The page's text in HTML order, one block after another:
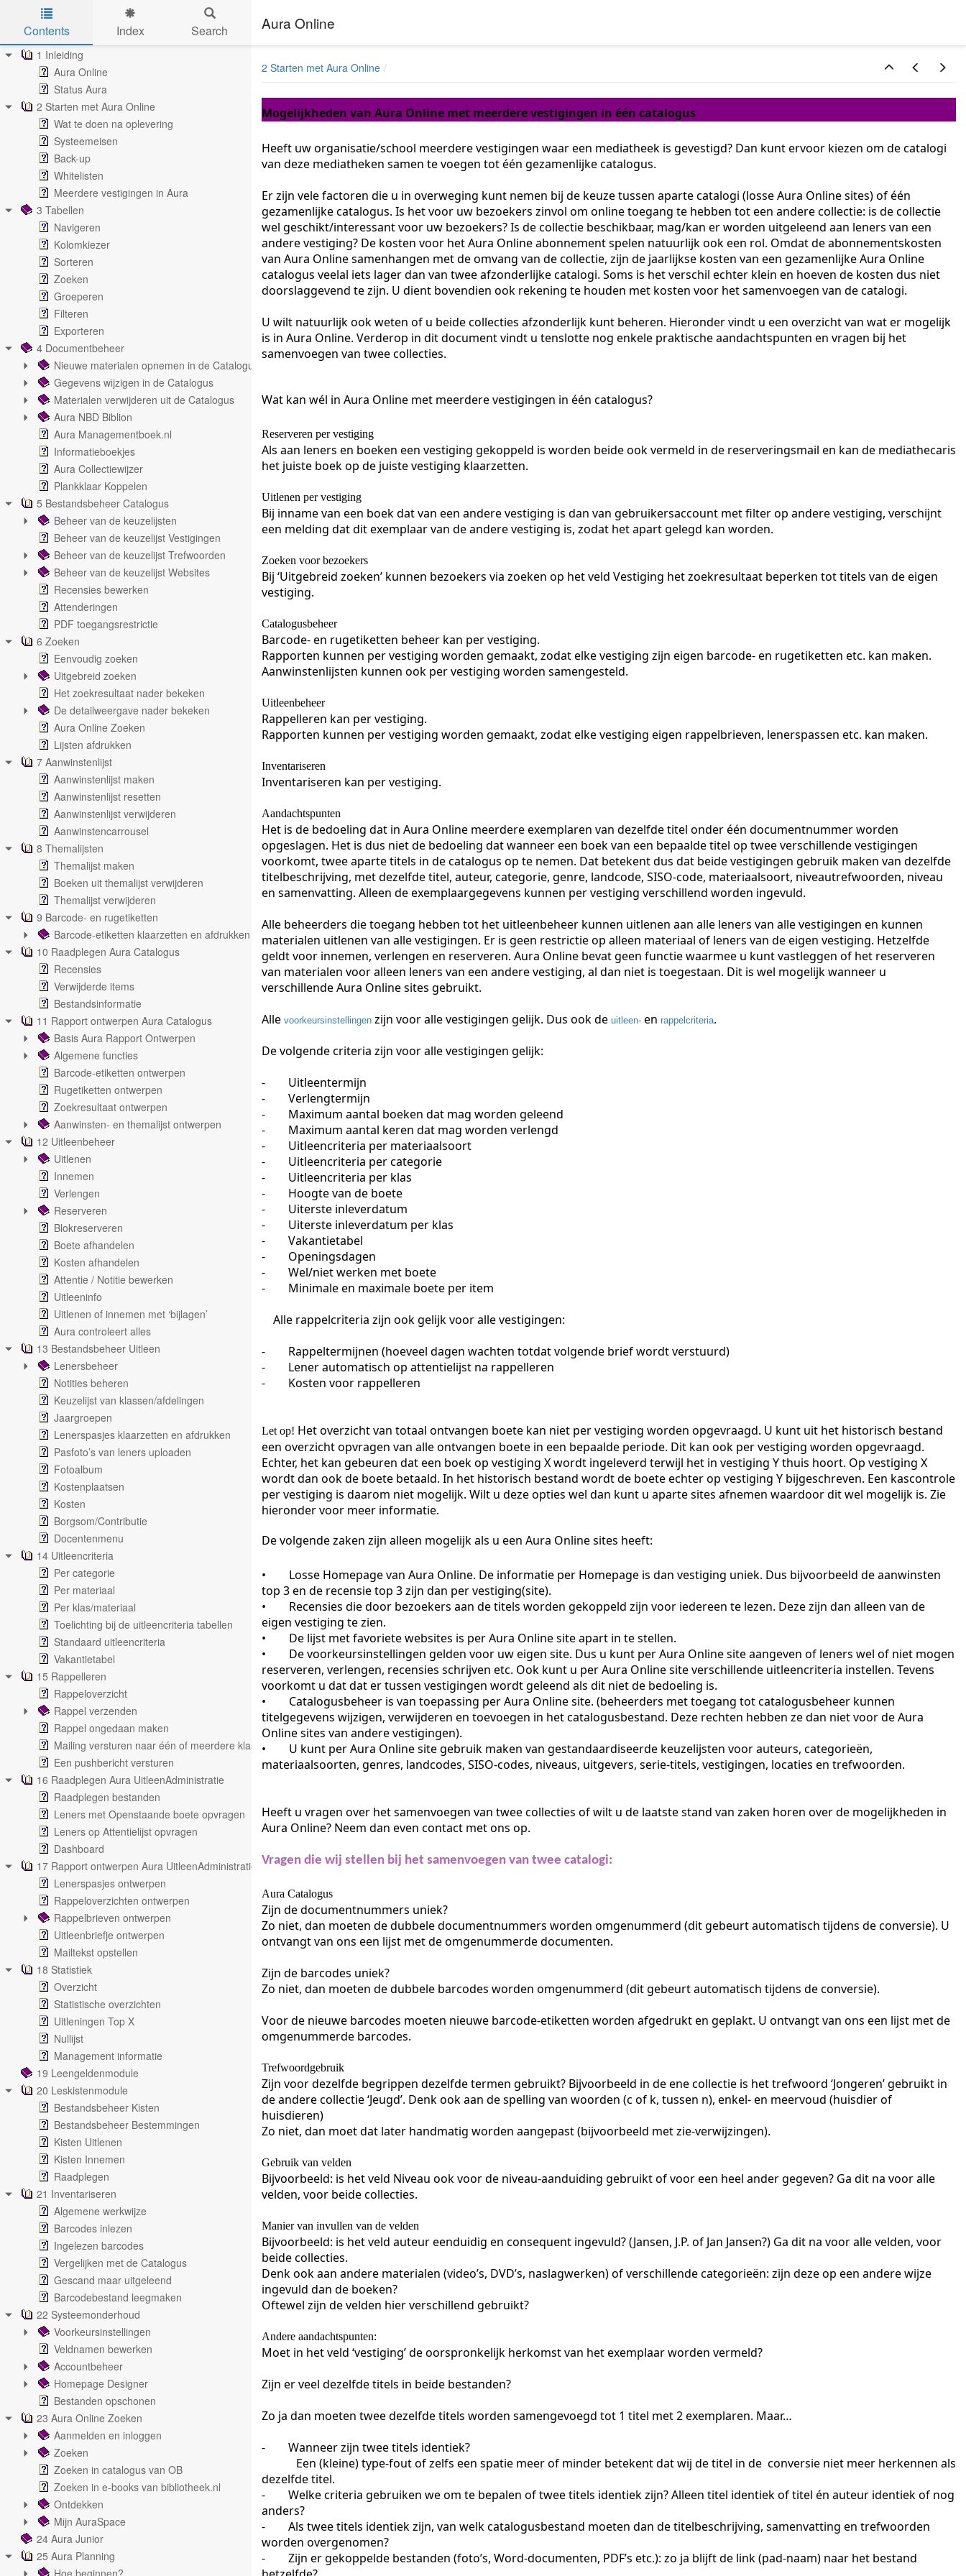
Skip to main content
Aura Online
Contents Index Search
1 Inleiding
Aura Online
Status Aura
2 Starten met Aura Online
Wat te doen na oplevering
Systeemeisen
Back-up
Whitelisten
Meerdere vestigingen in Aura
3 Tabellen
Navigeren
Kolomkiezer
Sorteren
Zoeken
Groeperen
Filteren
Exporteren
4 Documentbeheer
Nieuwe materialen opnemen in de Catalogus
Gegevens wijzigen in de Catalogus
Materialen verwijderen uit de Catalogus
Aura NBD Biblion
Aura Managementboek.nl
Informatieboekjes
Aura Collectiewijzer
Plankklaar Koppelen
5 Bestandsbeheer Catalogus
Beheer van de keuzelijsten
Beheer van de keuzelijst Vestigingen
Beheer van de keuzelijst Trefwoorden
Beheer van de keuzelijst Websites
Recensies bewerken
Attenderingen
PDF toegangsrestrictie
6 Zoeken
Eenvoudig zoeken
Uitgebreid zoeken
Het zoekresultaat nader bekeken
De detailweergave nader bekeken
Aura Online Zoeken
Lijsten afdrukken
7 Aanwinstenlijst
Aanwinstenlijst maken
Aanwinstenlijst resetten
Aanwinstenlijst verwijderen
Aanwinstencarrousel
8 Themalijsten
Themalijst maken
Boeken uit themalijst verwijderen
Themalijst verwijderen
9 Barcode- en rugetiketten
Barcode-etiketten klaarzetten en afdrukken
10 Raadplegen Aura Catalogus
Recensies
Verwijderde items
Bestandsinformatie
11 Rapport ontwerpen Aura Catalogus
Basis Aura Rapport Ontwerpen
Algemene functies
Barcode-etiketten ontwerpen
Rugetiketten ontwerpen
Zoekresultaat ontwerpen
Aanwinsten- en themalijst ontwerpen
12 Uitleenbeheer
Uitlenen
Innemen
Verlengen
Reserveren
Blokreserveren
Boete afhandelen
Kosten afhandelen
Attentie / Notitie bewerken
Uitleeninfo
Uitlenen of innemen met ‘bijlagen’
Aura controleert alles
13 Bestandsbeheer Uitleen
Lenersbeheer
Notities beheren
Keuzelijst van klassen/afdelingen
Jaargroepen
Lenerspasjes klaarzetten en afdrukken
Pasfoto’s van leners uploaden
Fotoalbum
Kostenplaatsen
Kosten
Borgsom/Contributie
Docentenmenu
14 Uitleencriteria
Per categorie
Per materiaal
Per klas/materiaal
Toelichting bij de uitleencriteria tabellen
Standaard uitleencriteria
Vakantietabel
15 Rappelleren
Rappeloverzicht
Rappel verzenden
Rappel ongedaan maken
Mailing versturen naar één of meerdere klassen
Een pushbericht versturen
16 Raadplegen Aura UitleenAdministratie
Raadplegen bestanden
Leners met Openstaande boete opvragen
Leners op Attentielijst opvragen
Dashboard
17 Rapport ontwerpen Aura UitleenAdministratie
Lenerspasjes ontwerpen
Rappeloverzichten ontwerpen
Rappelbrieven ontwerpen
Uitleenbriefje ontwerpen
Mailtekst opstellen
18 Statistiek
Overzicht
Statistische overzichten
Uitleningen Top X
Nullijst
Management informatie
19 Leengeldenmodule
20 Leskistenmodule
Bestandsbeheer Kisten
Bestandsbeheer Bestemmingen
Kisten Uitlenen
Kisten Innemen
Raadplegen
21 Inventariseren
Algemene werkwijze
Barcodes inlezen
Ingelezen barcodes
Vergelijken met de Catalogus
Gescand maar uitgeleend
Barcodebestand leegmaken
22 Systeemonderhoud
Voorkeursinstellingen
Veldnamen bewerken
Accountbeheer
Homepage Designer
Bestanden opschonen
23 Aura Online Zoeken
Aanmelden en inloggen
Zoeken
Zoeken in catalogus van OB
Zoeken in e-books van bibliotheek.nl
Ontdekken
Mijn AuraSpace
24 Aura Junior
25 Aura Planning
Hoe beginnen?
2 Starten met Aura Online
Mogelijkheden van Aura Online met meerdere vestigingen in één catalogus
Heeft uw organisatie/school meerdere vestigingen waar een mediatheek is gevestigd? Dan kunt ervoor kiezen om de catalogi
van deze mediatheken samen te voegen tot één gezamenlijke catalogus.
Er zijn vele factoren die u in overweging kunt nemen bij de keuze tussen aparte catalogi (losse Aura Online sites) of één
gezamenlijke catalogus. Is het voor uw bezoekers zinvol om online toegang te hebben tot een andere collectie: is de collectie
wel geschikt/interessant voor uw bezoekers? Is de collectie beschikbaar, mag/kan er worden uitgeleend aan leners van een
andere vestiging? De kosten voor het Aura Online abonnement spelen natuurlijk ook een rol. Omdat de abonnementskosten
van Aura Online samenhangen met de omvang van de collectie, zijn de jaarlijkse kosten van een gezamenlijke Aura Online
catalogus veelal iets lager dan van twee afzonderlijke catalogi. Soms is het verschil echter klein en hoeven de kosten dus niet
doorslaggevend te zijn. U dient bovendien ook rekening te houden met kosten voor het samenvoegen van de catalogi.
U wilt natuurlijk ook weten of u beide collecties afzonderlijk kunt beheren. Hieronder vindt u een overzicht van wat er mogelijk
is in Aura Online. Verderop in dit document vindt u tenslotte nog enkele praktische aandachtspunten en vragen bij het
samenvoegen van twee collecties.
Wat kan wél in Aura Online met meerdere vestigingen in één catalogus?
Reserveren per vestiging
Als aan leners en boeken een vestiging gekoppeld is worden beide ook vermeld in de reserveringsmail en kan de mediathecaris
het juiste boek op de juiste vestiging klaarzetten.
Uitlenen per vestiging
Bij inname van een boek dat van een andere vestiging is dan van gebruikersaccount met filter op andere vestiging, verschijnt
een melding dat dit exemplaar van de andere vestiging is, zodat het apart gelegd kan worden.
Zoeken voor bezoekers
Bij ‘Uitgebreid zoeken’ kunnen bezoekers via zoeken op het veld Vestiging het zoekresultaat beperken tot titels van de eigen
vestiging.
Catalogusbeheer
Barcode- en rugetiketten beheer kan per vestiging.
Rapporten kunnen per vestiging worden gemaakt, zodat elke vestiging zijn eigen barcode- en rugetiketten etc. kan maken.
Aanwinstenlijsten kunnen ook per vestiging worden samengesteld.
Uitleenbeheer
Rappelleren kan per vestiging.
Rapporten kunnen per vestiging worden gemaakt, zodat elke vestiging eigen rappelbrieven, lenerspassen etc. kan maken.
Inventariseren
Inventariseren kan per vestiging.
Aandachtspunten
Het is de bedoeling dat in Aura Online meerdere exemplaren van dezelfde titel onder één documentnummer worden
opgeslagen. Het is dus niet de bedoeling dat wanneer een boek van een bepaalde titel op twee verschillende vestigingen
voorkomt, twee aparte titels in de catalogus op te nemen. Dat betekent dus dat beide vestigingen gebruik maken van dezelfde
titelbeschrijving, met dezelfde titel, auteur, categorie, genre, landcode, SISO-code, materiaalsoort, niveautrefwoorden, niveau
en samenvatting. Alleen de exemplaargegevens kunnen per vestiging verschillend worden ingevuld.
Alle beheerders die toegang hebben tot het uitleenbeheer kunnen uitlenen aan alle leners van alle vestigingen en kunnen
materialen uitlenen van alle vestigingen. Er is geen restrictie op alleen materiaal of leners van de eigen vestiging. Hetzelfde
geldt voor innemen, verlengen en reserveren. Aura Online bevat geen functie waarmee u kunt vastleggen of het reserveren
van materialen voor alleen leners van een andere vestiging, al dan niet is toegestaan. Dit is wel mogelijk wanneer u
verschillende Aura Online sites gebruikt.
Alle voorkeursinstellingen zijn voor alle vestigingen gelijk. Dus ook de uitleen- en rappelcriteria.
De volgende criteria zijn voor alle vestigingen gelijk:
-
Uitleentermijn
-
Verlengtermijn
-
Maximum aantal boeken dat mag worden geleend
-
Maximum aantal keren dat mag worden verlengd
-
Uitleencriteria per materiaalsoort
-
Uitleencriteria per categorie
-
Uitleencriteria per klas
-
Hoogte van de boete
-
Uiterste inleverdatum
-
Uiterste inleverdatum per klas
-
Vakantietabel
-
Openingsdagen
-
Wel/niet werken met boete
-
Minimale en maximale boete per item
Alle rappelcriteria zijn ook gelijk voor alle vestigingen:
-
Rappeltermijnen (hoeveel dagen wachten totdat volgende brief wordt verstuurd)
-
Lener automatisch op attentielijst na rappelleren
-
Kosten voor rappelleren
Let op! Het overzicht van totaal ontvangen boete kan niet per vestiging worden opgevraagd. U kunt uit het historisch bestand
een overzicht opvragen van alle ontvangen boete in een bepaalde periode. Dit kan ook per vestiging worden opgevraagd.
Echter, het kan gebeuren dat een boek op vestiging X wordt ingeleverd terwijl het in vestiging Y thuis hoort. Op vestiging X
wordt dan ook de boete betaald. In het historisch bestand wordt de boete echter op vestiging Y bijgeschreven. Een kascontrole
per vestiging is daarom niet mogelijk. Wilt u deze opties wel dan kunt u aparte sites afnemen waardoor dit wel mogelijk is. Zie
hieronder voor meer informatie.
De volgende zaken zijn alleen mogelijk als u een Aura Online sites heeft:
•
Losse Homepage van Aura Online. De informatie per Homepage is dan vestiging uniek. Dus bijvoorbeeld de aanwinsten
top 3 en de recensie top 3 zijn dan per vestiging(site).
•
Recensies die door bezoekers aan de titels worden gekoppeld zijn voor iedereen te lezen. Deze zijn dan alleen van de
eigen vestiging te zien.
•
De lijst met favoriete websites is per Aura Online site apart in te stellen.
•
De voorkeursinstellingen gelden voor uw eigen site. Dus u kunt per Aura Online site aangeven of leners wel of niet mogen
reserveren, verlengen, recensies schrijven etc. Ook kunt u per Aura Online site verschillende uitleencriteria instellen. Tevens
voorkomt u dat dat er tussen vestigingen wordt geleend als dit niet de bedoeling is.
•
Catalogusbeheer is van toepassing per Aura Online site. (beheerders met toegang tot catalogusbeheer kunnen
titelgegevens wijzigen, verwijderen en toevoegen in het catalogusbestand. Deze rechten hebben ze dan niet voor de Aura
Online sites van andere vestigingen).
•
U kunt per Aura Online site gebruik maken van gestandaardiseerde keuzelijsten voor auteurs, categorieën,
materiaalsoorten, genres, landcodes, SISO-codes, niveaus, uitgevers, serie-titels, vestigingen, locaties en trefwoorden.
Heeft u vragen over het samenvoegen van twee collecties of wilt u de laatste stand van zaken horen over de mogelijkheden in
Aura Online? Neem dan even contact met ons op.
Vragen die wij stellen bij het samenvoegen van twee catalogi:
Aura Catalogus
Zijn de documentnummers uniek?
Zo niet, dan moeten de dubbele documentnummers worden omgenummerd (dit gebeurt automatisch tijdens de conversie). U
ontvangt van ons een lijst met de omgenummerde documenten.
Zijn de barcodes uniek?
Zo niet, dan moeten de dubbele barcodes worden omgenummerd (dit gebeurt automatisch tijdens de conversie).
Voor de nieuwe barcodes moeten nieuwe barcode-etiketten worden afgedrukt en geplakt. U ontvangt van ons een lijst met de
omgenummerde barcodes.
Trefwoordgebruik
Zijn voor dezelfde begrippen dezelfde termen gebruikt? Bijvoorbeeld in de ene collectie is het trefwoord ‘Jongeren’ gebruikt in
de andere collectie ‘Jeugd’. Denk ook aan de spelling van woorden (c of k, tussen n), enkel- en meervoud (huisdier of
huisdieren)
Zo niet, dan moet dat later handmatig worden aangepast (bijvoorbeeld met zie-verwijzingen).
Gebruik van velden
Bijvoorbeeld: is het veld Niveau ook voor de niveau-aanduiding gebruikt of voor een heel ander gegeven? Ga dit na voor alle
velden, voor beide collecties.
Manier van invullen van de velden
Bijvoorbeeld: is het veld auteur eenduidig en consequent ingevuld? (Jansen, J.P. of Jan Jansen?) Ga dit na voor alle velden, voor
beide collecties.
Denk ook aan andere materialen (video’s, DVD’s, naslagwerken) of verschillende categorieën: zijn deze op een andere wijze
ingevuld dan de boeken?
Oftewel zijn de velden hier verschillend gebruikt?
Andere aandachtspunten:
Moet in het veld ‘vestiging’ de oorspronkelijk herkomst van het exemplaar worden vermeld?
Zijn er veel dezelfde titels in beide bestanden?
Zo ja dan moeten twee dezelfde titels worden samengevoegd tot 1 titel met 2 exemplaren. Maar…
-
Wanneer zijn twee titels identiek?
Een (kleine) type-fout of zelfs een spatie meer of minder betekent dat wij de titel in de conversie niet meer herkennen als
dezelfde titel.
-
Welke criteria gebruiken we om te bepalen of twee titels identiek zijn? Alleen titel identiek of titel én auteur identiek of nog
anders?
-
Als twee titels identiek zijn, van welk catalogusbestand moeten dan de titelbeschrijving, samenvatting en trefwoorden
worden overgenomen?
-
Zijn er gekoppelde bestanden (foto’s, Word-documenten, PDF’s etc.): zo ja blijft de link (pad-naam) naar het bestand